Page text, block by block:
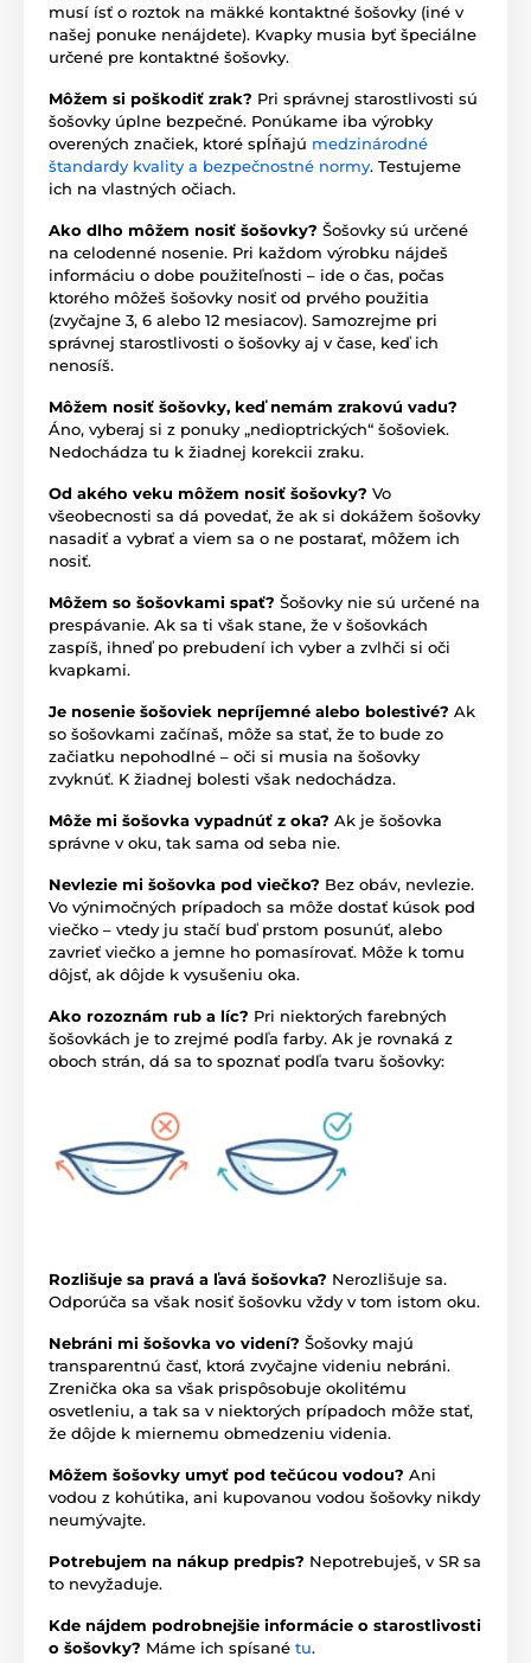
musí ísť o roztok na mäkké kontaktné šošovky (iné v
našej ponuke nenájdete). Kvapky musia byť špeciálne
určené pre kontaktné šošovky.
Môžem si poškodiť zrak? Pri správnej starostlivosti sú
šošovky úplne bezpečné. Ponúkame iba výrobky
overených značiek, ktoré spĺňajú medzinárodné
štandardy kvality a bezpečnostné normy. Testujeme
ich na vlastných očiach.
Ako dlho môžem nosiť šošovky? Šošovky sú určené
na celodenné nosenie. Pri každom výrobku nájdeš
informáciu o dobe použiteľnosti – ide o čas, počas
ktorého môžeš šošovky nosiť od prvého použitia
(zvyčajne 3, 6 alebo 12 mesiacov). Samozrejme pri
správnej starostlivosti o šošovky aj v čase, keď ich
nenosíš.
Môžem nosiť šošovky, keď nemám zrakovú vadu?
Áno, vyberaj si z ponuky „nedioptrických“ šošoviek.
Nedochádza tu k žiadnej korekcii zraku.
Od akého veku môžem nosiť šošovky? Vo
všeobecnosti sa dá povedať, že ak si dokážem šošovky
nasadiť a vybrať a viem sa o ne postarať, môžem ich
nosiť.
Môžem so šošovkami spať? Šošovky nie sú určené na
prespávanie. Ak sa ti však stane, že v šošovkách
zaspíš, ihneď po prebudení ich vyber a zvlhči si oči
kvapkami.
Je nosenie šošoviek nepríjemné alebo bolestivé? Ak
so šošovkami začínaš, môže sa stať, že to bude zo
začiatku nepohodlné – oči si musia na šošovky
zvyknúť. K žiadnej bolesti však nedochádza.
Môže mi šošovka vypadnúť z oka? Ak je šošovka
správne v oku, tak sama od seba nie.
Nevlezie mi šošovka pod viečko? Bez obáv, nevlezie.
Vo výnimočných prípadoch sa môže dostať kúsok pod
viečko – vtedy ju stačí buď prstom posunúť, alebo
zavrieť viečko a jemne ho pomasírovať. Môže k tomu
dôjsť, ak dôjde k vysušeniu oka.
Ako rozoznám rub a líc? Pri niektorých farebných
šošovkách je to zrejmé podľa farby. Ak je rovnaká z
oboch strán, dá sa to spoznať podľa tvaru šošovky:
Rozlišuje sa pravá a ľavá šošovka? Nerozlišuje sa.
Odporúča sa však nosiť šošovku vždy v tom istom oku.
Nebráni mi šošovka vo videní? Šošovky majú
transparentnú časť, ktorá zvyčajne videniu nebráni.
Zrenička oka sa však prispôsobuje okolitému
osvetleniu, a tak sa v niektorých prípadoch môže stať,
že dôjde k miernemu obmedzeniu videnia.
Môžem šošovky umyť pod tečúcou vodou? Ani
vodou z kohútika, ani kupovanou vodou šošovky nikdy
neumývajte.
Potrebujem na nákup predpis? Nepotrebuješ, v SR sa
to nevyžaduje.
Kde nájdem podrobnejšie informácie o starostlivosti
o šošovky? Máme ich spísané tu.